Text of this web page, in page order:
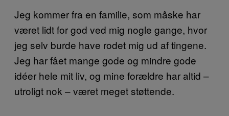
Jeg kommer fra en familie, som måske har
været lidt for god ved mig nogle gange, hvor
jeg selv burde have rodet mig ud af tingene.
Jeg har fået mange gode og mindre gode
idéer hele mit liv, og mine forældre har altid –
utroligt nok – været meget støttende.